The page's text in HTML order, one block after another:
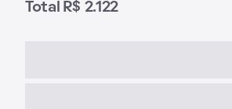
Total R$ 2.122